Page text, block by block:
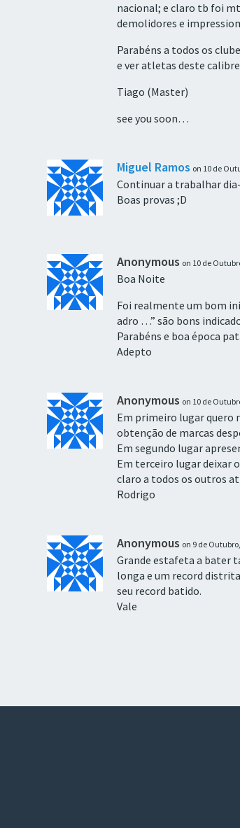
nacional; e claro tb foi
demolidores e
Parabéns a todos os
e ver atletas deste
Tiago (Master)
see you soon…
Miguel Ramos on 10 de
Continuar a trabalhar
Boas provas ;D
Anonymous on 10 de
Boa Noite
Foi realmente um bom
adro …” são bons
Parabéns e boa época
Adepto
Anonymous on 10 de
Em primeiro lugar
obtenção de marcas
Em segundo lugar
Em terceiro lugar deixar
claro a todos os outros
Rodrigo
Anonymous on 9 de
Grande estafeta a bater
longa e um record
seu record batido.
Vale